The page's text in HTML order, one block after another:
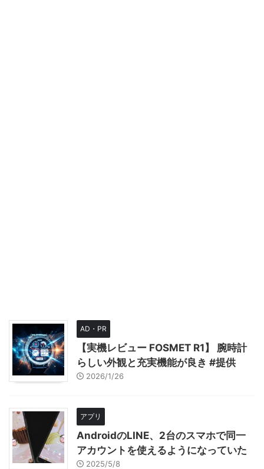
AD・PR
【実機レビュー FOSMET R1】 腕時計
らしい外観と充実機能が良き #提供
2026/1/26
アプリ
AndroidのLINE、2台のスマホで同一
アカウントを使えるようになっていた
2025/5/8